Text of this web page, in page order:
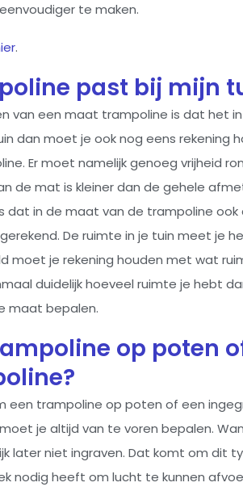
te maken.
.
past bij mijn
van een maat trampoline is dat het
dan moet je ook nog eens rekening
Er moet namelijk genoeg vrijheid
de mat is kleiner dan de gehele
dat in de maat van de trampoline ook
De ruimte in je tuin meet je
moet je rekening houden met wat
duidelijk hoeveel ruimte je hebt
maat bepalen.
op poten
een trampoline op poten of een
je altijd van te voren bepalen.
later niet ingraven. Dat komt om dit
nodig heeft om lucht te kunnen